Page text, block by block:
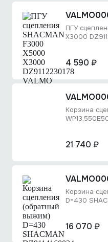
ПГУ
X3000
4 590 ₽
Корзина
21 740 ₽
Корзина
D=430
16 070 ₽